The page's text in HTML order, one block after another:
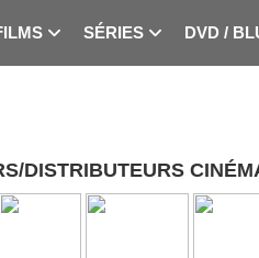
SÉRIES DVD /
DISTRIBUTEURS